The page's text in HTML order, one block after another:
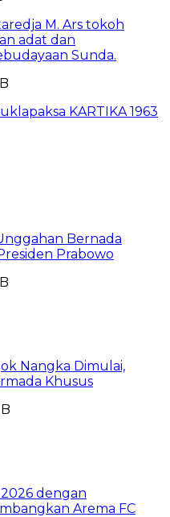
M. Ars tokoh
adat dan
Sunda.
KARTIKA 1963
Bernada
Prabowo
Nangka Dimulai,
Khusus
dengan
Arema FC